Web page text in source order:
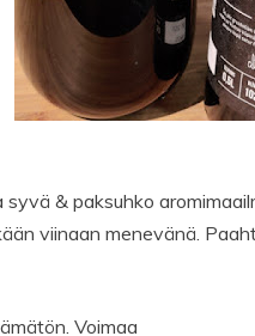
& paksuhko
viinaan menevänä.
Voimaa